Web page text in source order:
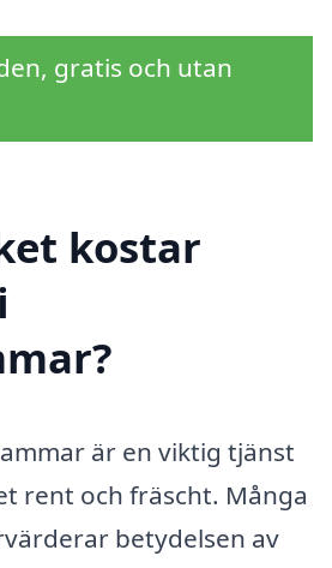
gratis och utan
kostar
är en viktig tjänst
rent och fräscht. Många
betydelsen av